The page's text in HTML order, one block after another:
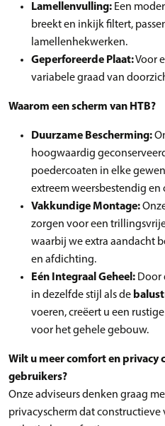
Lamellenvulling: Een
breekt en inkijk filtert,
lamellenhekwerken.
Geperforeerde Plaat:Voor
variabele graad van
Waarom een scherm van HTB?
Duurzame Bescherming:
hoogwaardig
poedercoaten in elke
extreem weersbestendig en
Vakkundige Montage:
zorgen voor een
waarbij we extra aandacht
en afdichting.
Eén Integraal Geheel: Door
in dezelfde stijl als de
voeren, creëert u een
voor het gehele gebouw.
Wilt u meer comfort en privacy
gebruikers?
Onze adviseurs denken graag
privacyscherm dat